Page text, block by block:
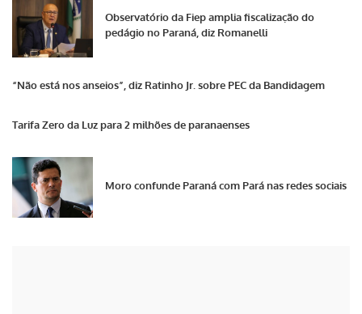
Observatório da Fiep amplia fiscalização do
pedágio no Paraná, diz Romanelli
“Não está nos anseios”, diz Ratinho Jr. sobre PEC da Bandidagem
Tarifa Zero da Luz para 2 milhões de paranaenses
Moro confunde Paraná com Pará nas redes sociais